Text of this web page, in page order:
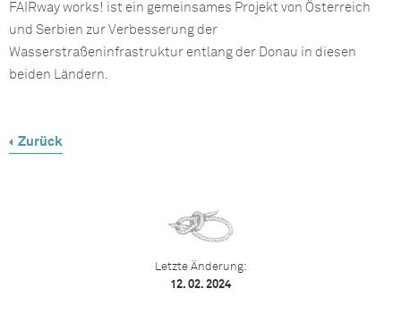
FAIRway works! ist ein gemeinsames Projekt von Österreich
und Serbien zur Verbesserung der
Wasserstraßeninfrastruktur entlang der Donau in diesen
beiden Ländern.
Zurück
Letzte Änderung:
12. 02. 2024